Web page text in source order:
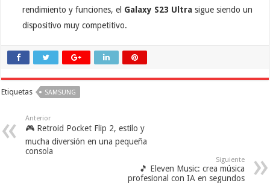
rendimiento y funciones, el Galaxy S23 Ultra sigue siendo un
dispositivo muy competitivo.
Etiquetas SAMSUNG
Anterior
🎮 Retroid Pocket Flip 2, estilo y
mucha diversión en una pequeña
consola
Siguiente
🎵 Eleven Music: crea música
profesional con IA en segundos